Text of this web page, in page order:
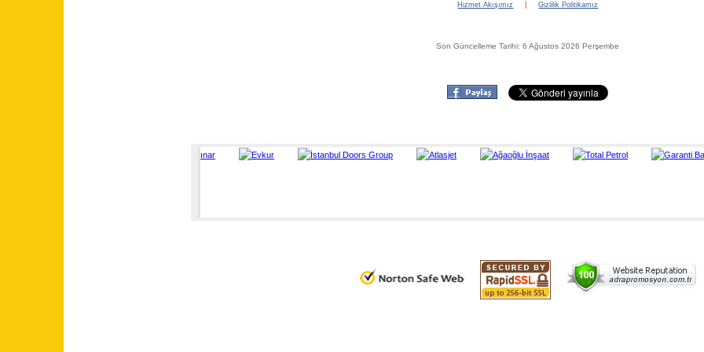
Hizmet Akışımız Gizlilik Politikamız
Son Güncelleme Tarihi: 6 Ağustos 2026 Perşembe